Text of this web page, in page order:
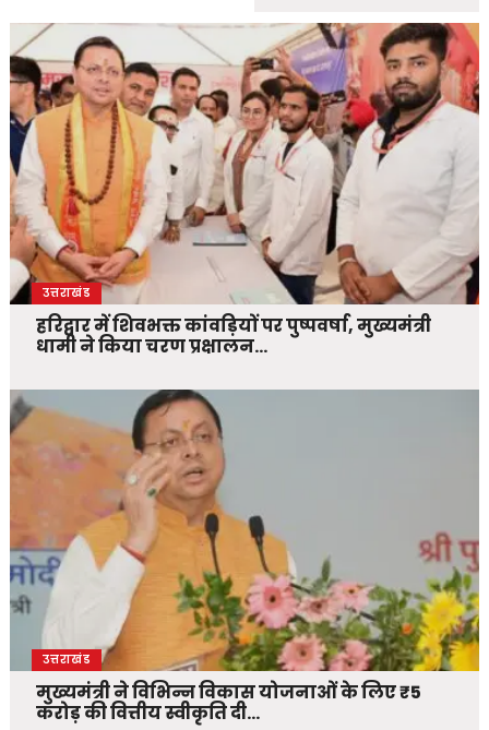
उत्तराखंड
हरिद्वार में शिवभक्त कांवड़ियों पर पुष्पवर्षा, मुख्यमंत्री
धामी ने किया चरण प्रक्षालन…
उत्तराखंड
मुख्यमंत्री ने विभिन्न विकास योजनाओं के लिए ₹5
करोड़ की वित्तीय स्वीकृति दी…